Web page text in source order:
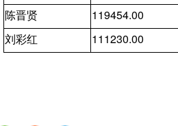
陈晋贤
119454.00
刘彩红
111230.00